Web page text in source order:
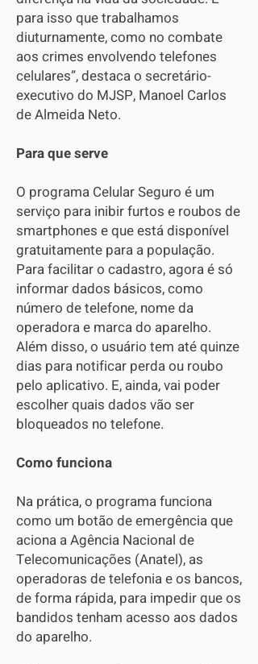
para isso que trabalhamos
diuturnamente, como no combate
aos crimes envolvendo telefones
celulares”, destaca o secretário-
executivo do MJSP, Manoel Carlos
de Almeida Neto.
Para que serve
O programa Celular Seguro é um
serviço para inibir furtos e roubos de
smartphones e que está disponível
gratuitamente para a população.
Para facilitar o cadastro, agora é só
informar dados básicos, como
número de telefone, nome da
operadora e marca do aparelho.
Além disso, o usuário tem até quinze
dias para notificar perda ou roubo
pelo aplicativo. E, ainda, vai poder
escolher quais dados vão ser
bloqueados no telefone.
Como funciona
Na prática, o programa funciona
como um botão de emergência que
aciona a Agência Nacional de
Telecomunicações (Anatel), as
operadoras de telefonia e os bancos,
de forma rápida, para impedir que os
bandidos tenham acesso aos dados
do aparelho.